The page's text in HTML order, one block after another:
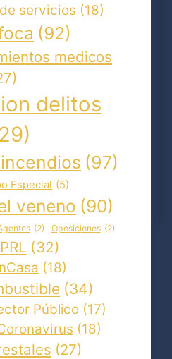
servicios (18)
(92)
medicos
delitos
(97)
Especial (5)
veneno (90)
(2) Oposiciones (2)
(32)
(18)
(34)
Público (17)
(18)
(27)